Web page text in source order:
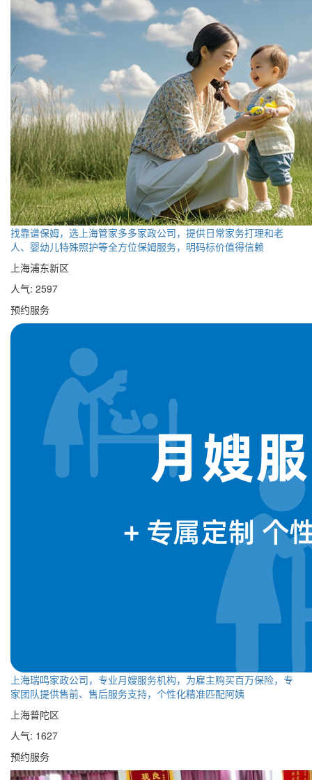
找靠谱保姆，选上海管家多多家政公司，提供日常家务打理和老
人、婴幼儿特殊照护等全方位保姆服务，明码标价值得信赖
上海浦东新区
人气: 2597
预约服务
上海瑞鸣家政公司，专业月嫂服务机构，为雇主购买百万保险，专
家团队提供售前、售后服务支持，个性化精准匹配阿姨
上海普陀区
人气: 1627
预约服务